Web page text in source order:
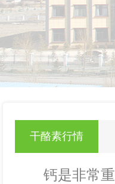
干酪素行情
钙是非常重